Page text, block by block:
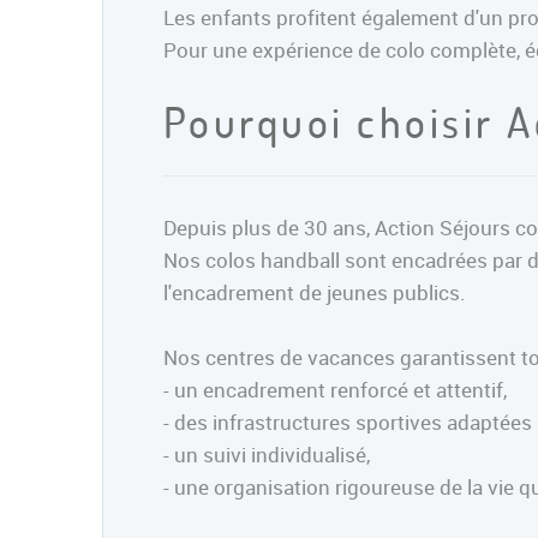
Les enfants profitent également d'un
Pour une expérience de colo complète,
Pourquoi choisir
Depuis plus de 30 ans, Action Séjours
Nos colos handball sont encadrées par
l'encadrement de jeunes publics.
Nos centres de vacances garantissent
- un encadrement renforcé et attentif,
- des infrastructures sportives adaptées
- un suivi individualisé,
- une organisation rigoureuse de la vie